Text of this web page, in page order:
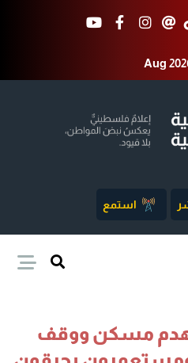
Aug
استمع
بهدم مسكن ووقف